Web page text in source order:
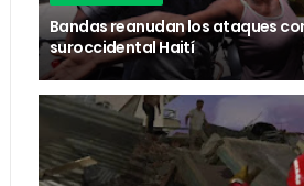
Bandas reanudan los ataques
suroccidental Haití